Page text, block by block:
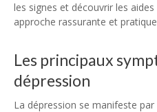
les signes et découvrir les
approche rassurante et
Les principaux
dépression
La dépression se manifeste